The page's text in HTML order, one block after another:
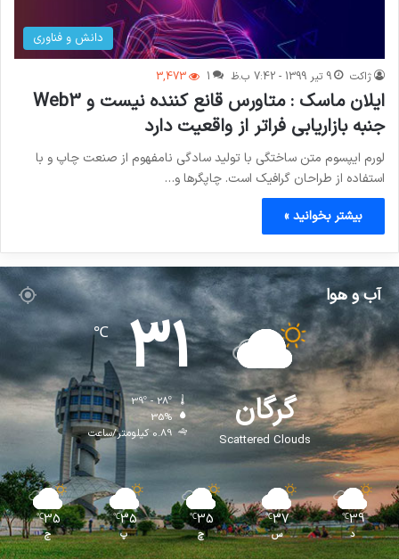
دانش و فناوری
ژاکت 9 تیر 1399 - 7:42 ب.ظ 1
3,473
ایلان ماسک : متاورس قانع کننده نیست و Web3
جنبه بازاریابی فراتر از واقعیت دارد
لورم ایپسوم متن ساختگی با تولید سادگی نامفهوم از صنعت چاپ و با
استفاده از طراحان گرافیک است. چاپگرها و…
بیشتر بخوانید »
آب و هوا
گرگان
Scattered Clouds
31
℃
39º - 28º
35%
0.89 کیلومتر/ساعت
39
℃
د
37
℃
س
35
℃
چ
35
℃
پ
35
℃
ج